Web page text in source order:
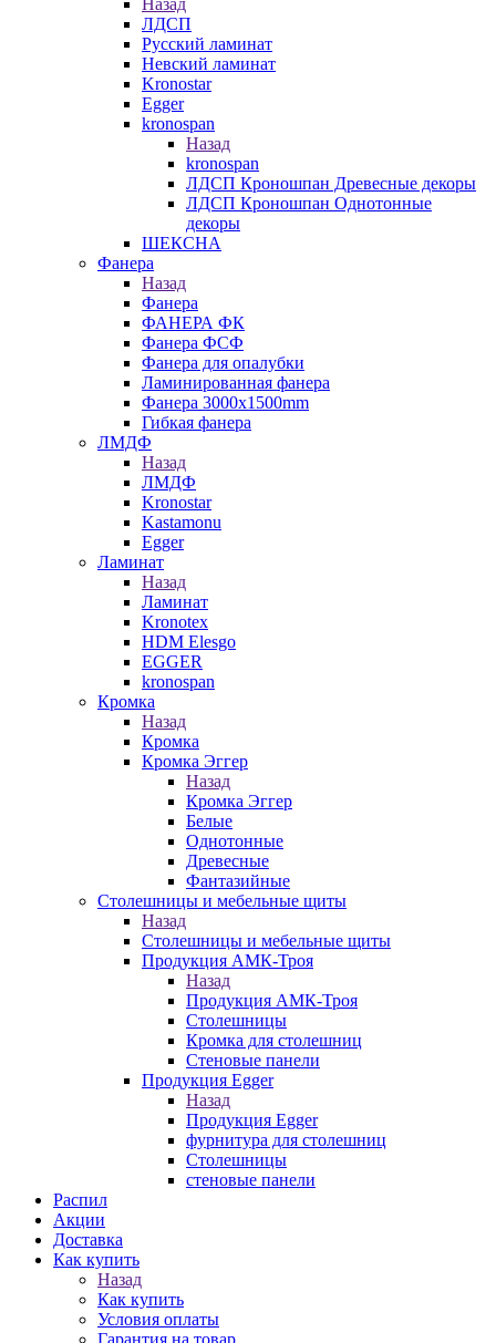
Назад
ЛДСП
Русский ламинат
Невский ламинат
Kronostar
Egger
kronospan
Назад
kronospan
ЛДСП Кроношпан Древесные декоры
ЛДСП Кроношпан Однотонные
декоры
ШЕКСНА
Фанера
Назад
Фанера
ФАНЕРА ФК
Фанера ФСФ
Фанера для опалубки
Ламинированная фанера
Фанера 3000х1500mm
Гибкая фанера
ЛМДФ
Назад
ЛМДФ
Kronostar
Kastamonu
Egger
Ламинат
Назад
Ламинат
Kronotex
HDM Elesgo
EGGER
kronospan
Кромка
Назад
Кромка
Кромка Эггер
Назад
Кромка Эггер
Белые
Однотонные
Древесные
Фантазийные
Столешницы и мебельные щиты
Назад
Столешницы и мебельные щиты
Продукция АМК-Троя
Назад
Продукция АМК-Троя
Столешницы
Кромка для столешниц
Стеновые панели
Продукция Egger
Назад
Продукция Egger
фурнитура для столешниц
Столешницы
стеновые панели
Распил
Акции
Доставка
Как купить
Назад
Как купить
Условия оплаты
Гарантия на товар